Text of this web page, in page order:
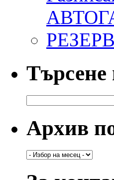
Търсене
за:
Архив
Архив